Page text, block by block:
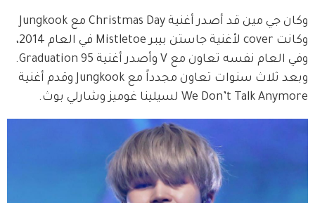
وكانت cover لأغنية جاستن بيبر Mistletoe في العام 2014،
وفي العام نفسه تعاون مع V وأصدر أغنية 95 Graduation.
وبعد ثلاث سنوات تعاون مجدداً مع Jungkook وقدم أغنية
We Don’t Talk Anymore لسيلينا غوميز وشارلي بوث.